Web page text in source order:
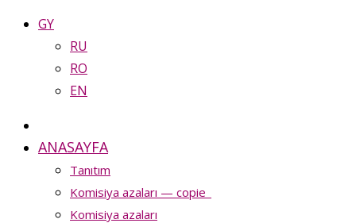
GY
RU
RO
EN
ANASAYFA
Tanıtım
Komisiya azaları — copie_
Komisiya azaları